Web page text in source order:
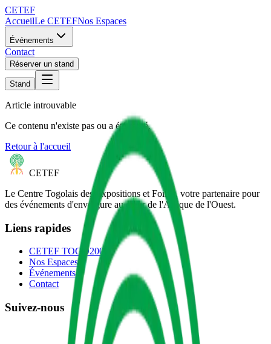
CETEF
AccueilLe CETEFNos Espaces
Événements
Contact
Réserver un stand
Stand
Article introuvable
Ce contenu n'existe pas ou a été retiré.
Retour à l'accueil
CETEF
Le Centre Togolais des Expositions et Foires, votre partenaire pour
des événements d'envergure au cœur de l'Afrique de l'Ouest.
Liens rapides
CETEF TOGO2000
Nos Espaces
Événements
Contact
Suivez-nous